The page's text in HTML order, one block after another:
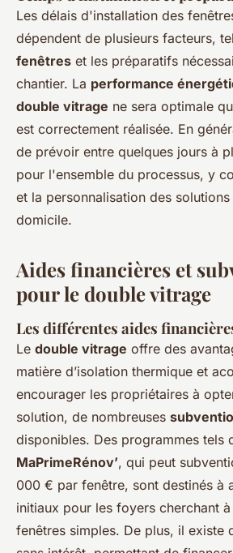
Les délais d'installation des
dépendent de plusieurs facteurs,
fenêtres et les préparatifs
chantier. La performance
double vitrage ne sera optimale
est correctement réalisée. En
de prévoir entre quelques jours à
pour l'ensemble du processus, y
et la personnalisation des
domicile.
Aides financières et
pour le double vitrage
Les différentes aides
Le double vitrage offre des
matière d’isolation thermique et
encourager les propriétaires à
solution, de nombreuses
disponibles. Des programmes tels
MaPrimeRénov’, qui peut
000 € par fenêtre, sont destinés à
initiaux pour les foyers cherchant
fenêtres simples. De plus, il existe